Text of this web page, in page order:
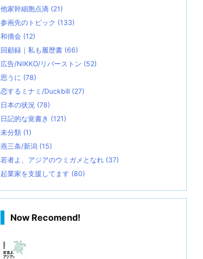
他家幹細胞点滴 (21)
参画先のトピック (133)
和僑会 (12)
回顧録｜私も履歴書 (66)
広告/NIKKO/リバーストン (52)
思うに (78)
恋するミナミ/Duckbill (27)
日本の状況 (78)
日記的な覚書き (121)
未分類 (1)
燕三条/新潟 (15)
若者よ、アジアのウミガメとなれ (37)
起業家を支援してます (80)
Now Recomend!